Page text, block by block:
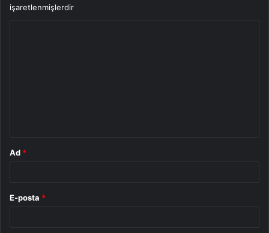
işaretlenmişlerdir
Ad *
E-posta *